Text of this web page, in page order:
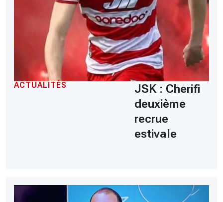
ACTUALITÉS
JSK : Cherifi
deuxième
recrue
estivale